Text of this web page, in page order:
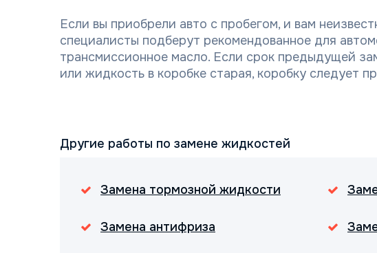
Если вы приобрели авто с пробегом, и вам
специалисты подберут рекомендованное для
трансмиссионное масло. Если срок предыдущей
или жидкость в коробке старая, коробку следует
Другие работы по замене жидкостей
Замена тормозной жидкости
Замена антифриза